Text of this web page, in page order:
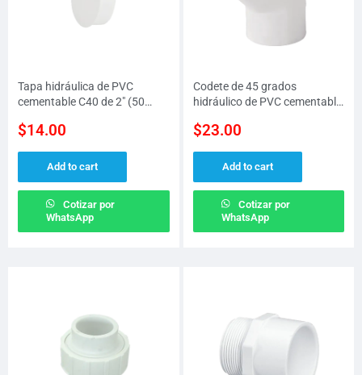
Tapa hidráulica de PVC
cementable C40 de 2″ (50
$14.00
Add to cart
Cotizar por
WhatsApp
Codete de 45 grados
hidráulico de PVC cementable
$23.00
Add to cart
Cotizar por
WhatsApp